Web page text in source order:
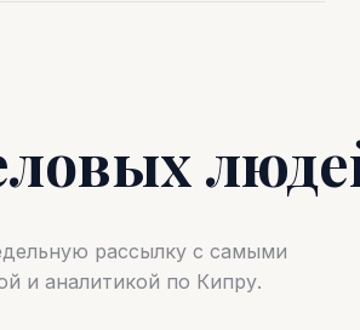
рассылку с самыми
и аналитикой по Кипру.